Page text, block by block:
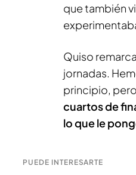
que también
Quiso
jornadas.
principio,
cuartos de
lo que le
PUEDE INTERESARTE